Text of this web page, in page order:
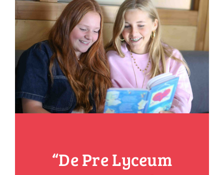
“De Pre Lyceum